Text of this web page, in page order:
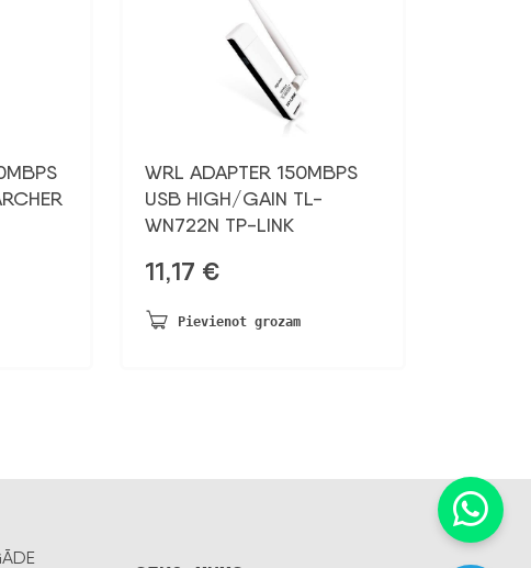
WRL ADAPTER 150MBPS
USB HIGH/GAIN TL-
WN722N TP-LINK
11,17 €
Pievienot grozam